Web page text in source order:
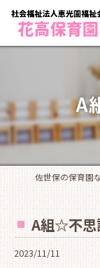
A
A組☆不
2023/11/11